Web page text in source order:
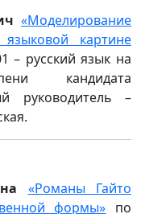
«Моделирование
картине
– русский язык на
кандидата
руководитель –
«Романы Гайто
формы» по